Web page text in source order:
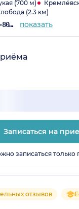
(700 м)
(2.3 км)
+7 (843) 216-80-34 показать
Записаться на
записаться только
отзывов